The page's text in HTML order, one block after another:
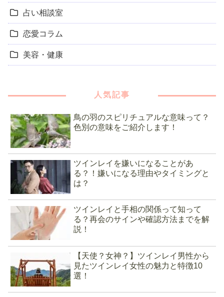
占い相談室
恋愛コラム
美容・健康
人気記事
鳥の羽のスピリチュアルな意味って？
色別の意味をご紹介します！
ツインレイを嫌いになることがあ
る？！嫌いになる理由やタイミングと
は？
ツインレイと手相の関係って知って
る？再会のサインや確認方法までを解
説！
【天使？女神？】ツインレイ男性から
見たツインレイ女性の魅力と特徴10
選！